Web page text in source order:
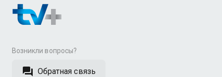
Возникли вопросы?
Обратная связь